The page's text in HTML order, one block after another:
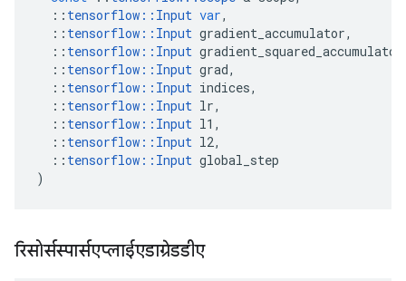
:: tensorflow :: Input var,
:: tensorflow :: Input gradient_accumulator,
:: tensorflow :: Input gradient_squared_accumulator
:: tensorflow :: Input grad,
:: tensorflow :: Input indices,
:: tensorflow :: Input lr,
:: tensorflow :: Input l1 ,
:: tensorflow :: Input l2,
:: tensorflow :: Input global_step
)
रिसोर्सस्पार्सएप्लाईएडाग्रेडडीए